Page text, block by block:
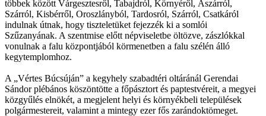
többek között Várgesztesről, Tabajdról, Környéről, Ászárról,
Szárról, Kisbérről, Oroszlányból, Tardosról, Szárról, Csatkáról
indulnak útnak, hogy tiszteletüket fejezzék ki a somlói
Szűzanyának. A szentmise előtt népviseletbe öltözve, zászlókkal
vonulnak a falu központjából körmenetben a falu szélén álló
kegytemplomhoz.
A „Vértes Búcsúján” a kegyhely szabadtéri oltáránál Gerendai
Sándor plébános köszöntötte a főpásztort és paptestvéreit, a megyei
közgyűlés elnökét, a megjelent helyi és környékbeli települések
polgármestereit, valamint a mintegy ezer fős zarándoktömeget.